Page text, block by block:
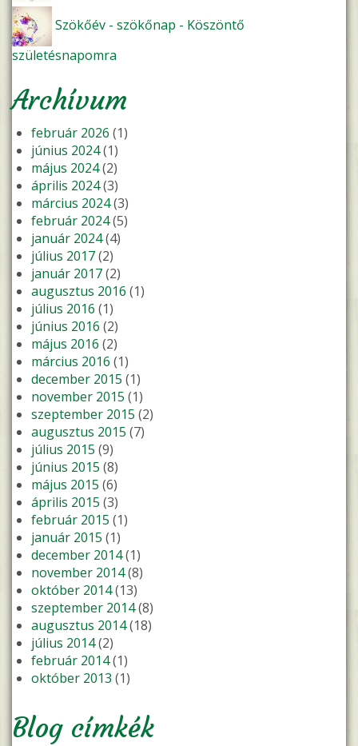
Szökőév - szökőnap - Köszöntő
születésnapomra
Archívum
február 2026 (1)
június 2024(1)
május 2024(2)
április 2024(3)
március 2024(3)
február 2024(5)
január 2024(4)
július 2017(2)
január 2017(2)
augusztus 2016 (1)
július 2016 (1)
június 2016 (2)
május 2016 (2)
március 2016 (1)
december 2015 (1)
november 2015 (1)
szeptember 2015 (2)
augusztus 2015 (7)
július 2015 (9)
június 2015 (8)
május 2015 (6)
április 2015 (3)
február 2015 (1)
január 2015 (1)
december 2014(1)
november 2014(8)
október 2014(13)
szeptember 2014(8)
augusztus 2014(18)
július 2014(2)
február 2014(1)
október 2013 (1)
Blog címkék